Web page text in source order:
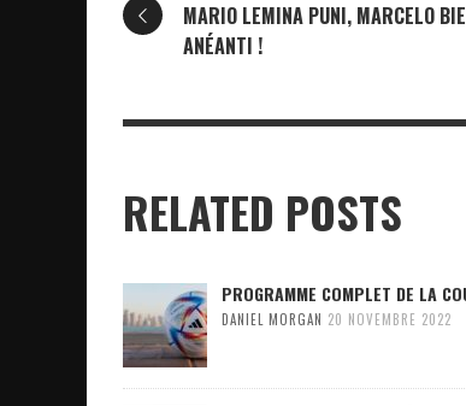
MARIO LEMINA PUNI, MARCELO
ANÉANTI !
RELATED POSTS
PROGRAMME COMPLET DE LA
DANIEL MORGAN 20 NOVEMBRE 2022